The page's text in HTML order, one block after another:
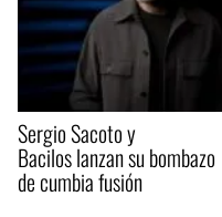
Sergio Sacoto y
Bacilos lanzan su bombazo
de cumbia fusión